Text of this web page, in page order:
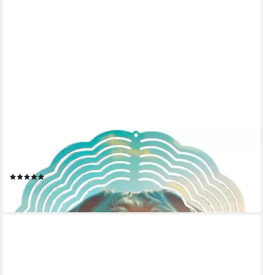
Windspiel Edelstahl 3D Windspiel Windspinner 20cm Mops
(1)
16,99 €
lieferbar - in 3-4 Werktagen bei dir